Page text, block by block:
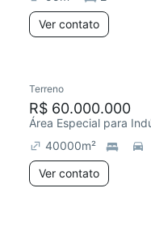
Ver contato
Terreno
R$ 60.000.000
Área Especial para
40000m²
Ver contato